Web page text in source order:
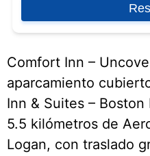
Comfort Inn –
aparcamiento
Inn & Suites –
5.5 kilómetros de
Logan, con traslado